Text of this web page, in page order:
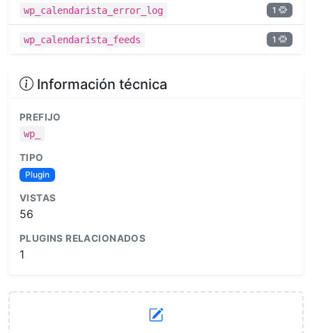
wp_calendarista_error_log 1
wp_calendarista_feeds 1
Información técnica
PREFIJO
wp_
TIPO
Plugin
VISTAS
56
PLUGINS RELACIONADOS
1